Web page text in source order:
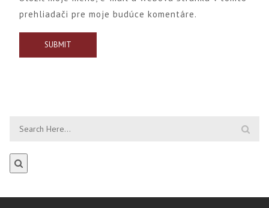
prehliadači pre moje budúce komentáre.